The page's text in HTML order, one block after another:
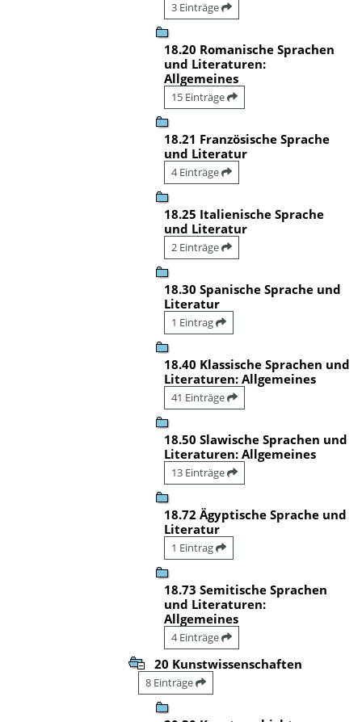
3 Einträge
18.20 Romanische Sprachen
und Literaturen:
Allgemeines
15 Einträge
18.21 Französische Sprache
und Literatur
4 Einträge
18.25 Italienische Sprache
und Literatur
2 Einträge
18.30 Spanische Sprache und
Literatur
1 Eintrag
18.40 Klassische Sprachen und
Literaturen: Allgemeines
41 Einträge
18.50 Slawische Sprachen und
Literaturen: Allgemeines
13 Einträge
18.72 Ägyptische Sprache und
Literatur
1 Eintrag
18.73 Semitische Sprachen
und Literaturen:
Allgemeines
4 Einträge
20 Kunstwissenschaften
8 Einträge